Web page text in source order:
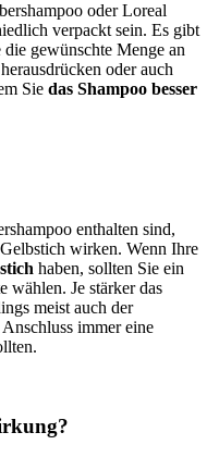
oder Loreal
verpackt sein. Es gibt
die gewünschte Menge an
oder auch
Sie das Shampoo besser
enthalten sind,
wirken. Wenn Ihre
haben, sollten Sie ein
wählen. Je stärker das
meist auch der
immer eine